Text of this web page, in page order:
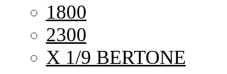
1800
2300
X 1/9 BERTONE